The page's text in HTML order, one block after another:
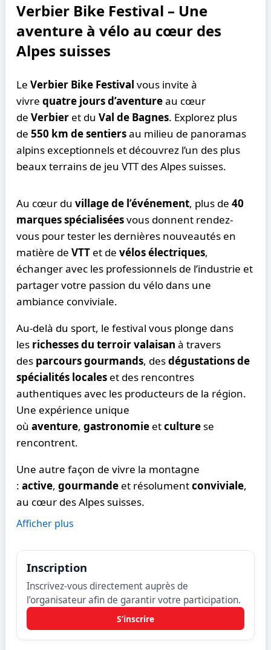
Verbier Bike Festival – Une
aventure à vélo au cœur des
Alpes suisses
LeVerbier Bike Festival vous invite à
vivrequatre jours d’aventureau cœur
deVerbier et duVal de Bagnes. Explorez plus
de550 km de sentiersau milieu de panoramas
alpins exceptionnels et découvrez l’un des plus
beaux terrains de jeu VTT des Alpes suisses.
Au cœur duvillage de l’événement, plus de40
marques spécialiséesvous donnent rendez-
vous pour tester les dernières nouveautés en
matière deVTT et devélos électriques,
échanger avec les professionnels de l’industrie et
partager votre passion du vélo dans une
ambiance conviviale.
Au-delà du sport, le festival vous plonge dans
les richesses du terroir valaisan à travers
des parcours gourmands, desdégustations de
spécialités locales et des rencontres
authentiques avec les producteurs de la région.
Une expérience unique
oùaventure,gastronomie etculturese
rencontrent.
Une autre façon de vivre la montagne
:active,gourmande et résolumentconviviale,
au cœur des Alpes suisses.
Afficher plus
Inscription
Inscrivez-vous directement auprès de
l’organisateur afin de garantir votre participation.
S’inscrire